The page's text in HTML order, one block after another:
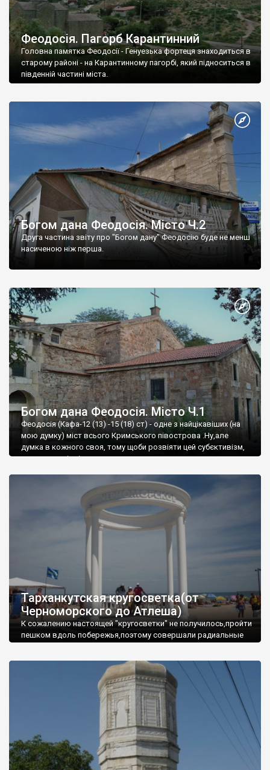
Феодосія. Пагорб Карантинний
Головна памятка Феодосії - Генуезька фортеця знаходиться в
старому районі - на Карантинному пагорбі, який підноситься в
південній частині міста.
Богом дана Феодосія. Місто Ч.2
Друга частина звіту про "Богом дану" Феодосію буде не менш
насиченою ніж перша.
Богом дана Феодосія. Місто Ч.1
Феодосія (Кафа-12 (13) -15 (18) ст) - одне з найцікавіших (на
мою думку) міст всього Кримського півострова .Ну,але
думка в кожного своя, тому щоби розвіяти цей субєктивізм,
запрошую відвідати це
Тарханкутская кругосветка(от
Черноморского до Атлеша)
К сожалению настоящей "кругосветки" не получилось,пройти
пешком вдоль побережья,поэтому совершали радиальные